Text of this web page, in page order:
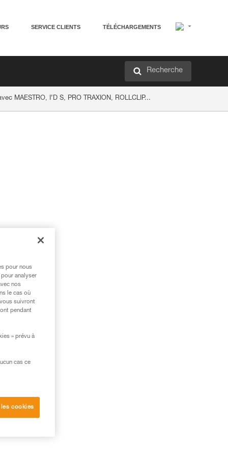
SERVICE CLIENTS TÉLÉCHARGEMENTS
Recherche
MAESTRO, I’D S, PRO TRAXION, ROLLCLIP...
pour nous
analyser
nos
le cas où
suivront
pendant
» prévu à
cas ce
cookies